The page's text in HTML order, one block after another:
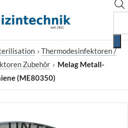
› Thermodesinfektoren /
Zubehör › Melag Metall-
(ME80350)